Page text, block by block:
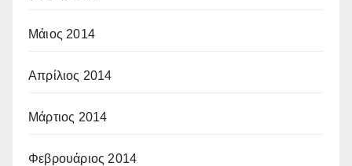
Μάιος 2014
Απρίλιος 2014
Μάρτιος 2014
Φεβρουάριος 2014